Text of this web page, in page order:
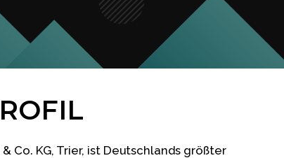
Co. KG, Trier, ist Deutschlands größter